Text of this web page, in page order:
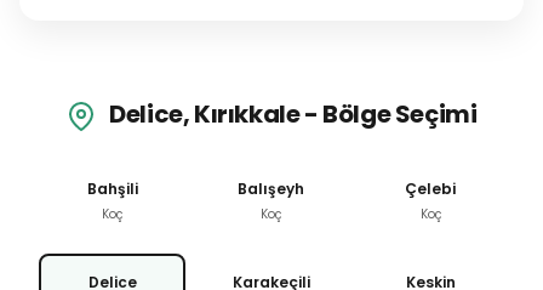
Delice, Kırıkkale - Bölge Seçimi
Bahşili
Koç
Balışeyh
Koç
Çelebi
Koç
Delice Karakeçili Keskin